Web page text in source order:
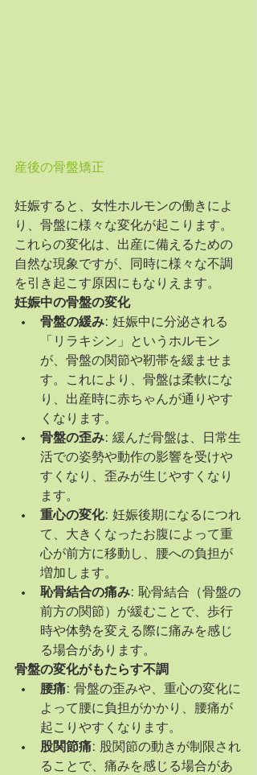
産後の骨盤矯正
妊娠すると、女性ホルモンの働きによ
り、骨盤に様々な変化が起こります。
これらの変化は、出産に備えるための
自然な現象ですが、同時に様々な不調
を引き起こす原因にもなりえます。
妊娠中の骨盤の変化
骨盤の緩み: 妊娠中に分泌される
「リラキシン」というホルモン
が、骨盤の関節や靭帯を緩ませま
す。これにより、骨盤は柔軟にな
り、出産時に赤ちゃんが通りやす
くなります。
骨盤の歪み: 緩んだ骨盤は、日常生
活での姿勢や動作の影響を受けや
すくなり、歪みが生じやすくなり
ます。
重心の変化: 妊娠後期になるにつれ
て、大きくなったお腹によって重
心が前方に移動し、腰への負担が
増加します。
恥骨結合の痛み: 恥骨結合（骨盤の
前方の関節）が緩むことで、歩行
時や体勢を変える際に痛みを感じ
る場合があります。
骨盤の変化がもたらす不調
腰痛: 骨盤の歪みや、重心の変化に
よって腰に負担がかかり、腰痛が
起こりやすくなります。
股関節痛: 股関節の動きが制限され
ることで、痛みを感じる場合があ